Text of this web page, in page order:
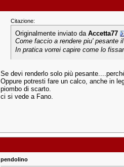
Citazione:
Originalmente inviato da Accetta77
Come faccio a rendere piu' pesante
In pratica vorrei capire come lo
Se devi renderlo solo più
Oppure potresti fare un calco, anche in
piombo di scarto.
ci si vede a Fano.
pendolino